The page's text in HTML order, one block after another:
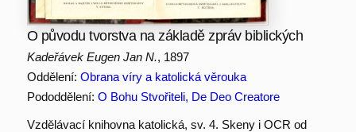
O původu tvorstva na základě zpráv biblických
Kadeřávek Eugen Jan N., 1897
Oddělení: Obrana víry a katolická věrouka
Pododdělení: O Bohu Stvořiteli, De Deo Creatore
Vzdělávací knihovna katolická, sv. 4. Skeny i OCR od